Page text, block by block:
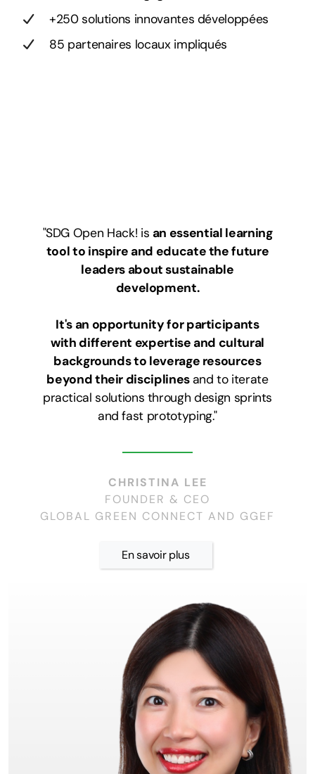
+250 solutions innovantes développées
85 partenaires locaux impliqués
"SDG Open Hack! is an essential learning
tool to inspire and educate the future
leaders about sustainable
development.
It's an opportunity for participants
with different expertise and cultural
backgrounds to leverage resources
beyond their disciplines and to iterate
practical solutions through design sprints
and fast prototyping."
CHRISTINA LEE
FOUNDER & CEO
GLOBAL GREEN CONNECT AND GGEF
En savoir plus